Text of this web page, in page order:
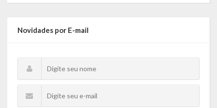
Novidades por E-mail